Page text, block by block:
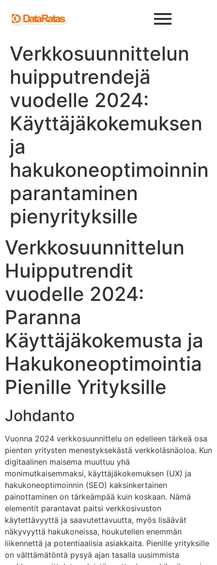
Verkkosuunnittelun
huipputrendejä
vuodelle 2024:
Käyttäjäkokemuksen
ja
hakukoneoptimoinnin
parantaminen
pienyrityksille
Verkkosuunnittelun
Huipputrendit
vuodelle 2024:
Paranna
Käyttäjäkokemusta ja
Hakukoneoptimointia
Pienille Yrityksille
Johdanto
Vuonna 2024 verkkosuunnittelu on edelleen tärkeä osa
pienten yritysten menestyksekästä verkkoläsnäoloa. Kun
digitaalinen maisema muuttuu yhä
monimutkaisemmaksi, käyttäjäkokemuksen (UX) ja
hakukoneoptimoinnin (SEO) kaksinkertainen
painottaminen on tärkeämpää kuin koskaan. Nämä
elementit parantavat paitsi verkkosivuston
käytettävyyttä ja saavutettavuutta, myös lisäävät
näkyvyyttä hakukoneissa, houkutellen enemmän
liikennettä ja potentiaalisia asiakkaita. Pienille yrityksille
on välttämätöntä pysyä ajan tasalla uusimmista